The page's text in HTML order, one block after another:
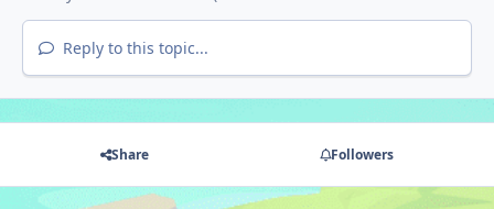
Reply to this topic...
Share Followers